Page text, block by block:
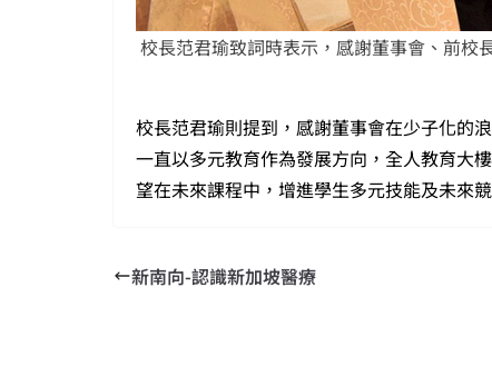
校長范君瑜致詞時表示，感謝董事會、前校
校長范君瑜則提到，感謝董事會在少子化的
一直以多元教育作為發展方向，全人教育大
望在未來課程中，增進學生多元技能及未來
新南向-認識新加坡醫療